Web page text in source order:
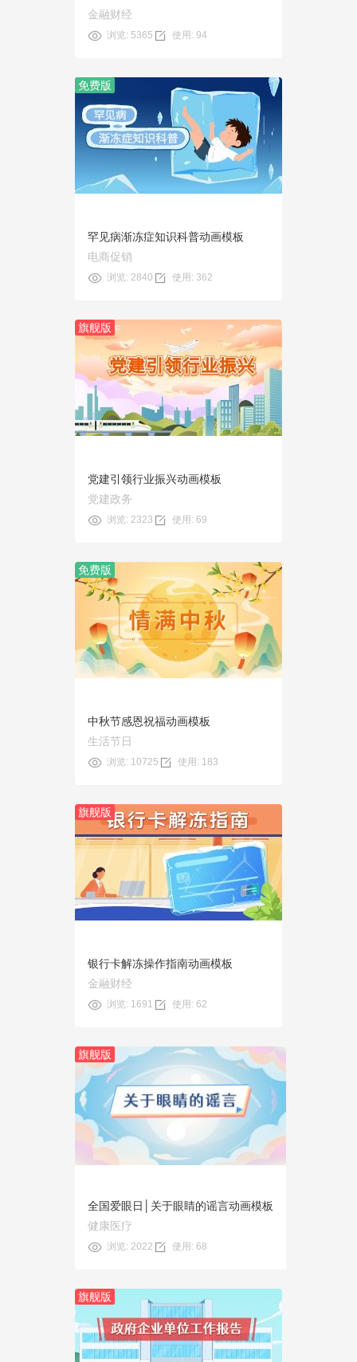
金融财经
浏览: 5365 使用: 94
免费版
预览
使用
罕见病渐冻症知识科普动画模板
电商促销
浏览: 2840 使用: 362
旗舰版
预览
使用
党建引领行业振兴动画模板
党建政务
浏览: 2323 使用: 69
免费版
预览
使用
中秋节感恩祝福动画模板
生活节日
浏览: 10725 使用: 183
旗舰版
预览
使用
银行卡解冻操作指南动画模板
金融财经
浏览: 1691 使用: 62
旗舰版
预览
全国爱眼日│关于眼睛的谣言动画模板
健康医疗
浏览: 2022 使用: 68
旗舰版
预览